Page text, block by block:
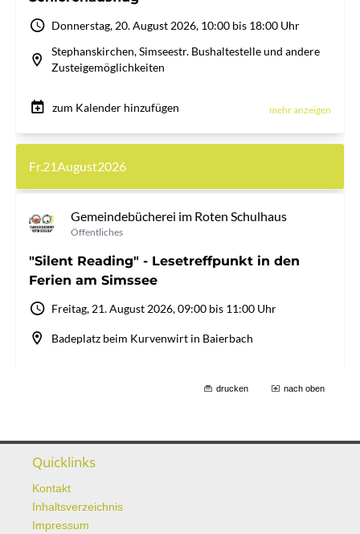
drucken nach oben
Quicklinks
Kontakt
Inhaltsverzeichnis
Impressum